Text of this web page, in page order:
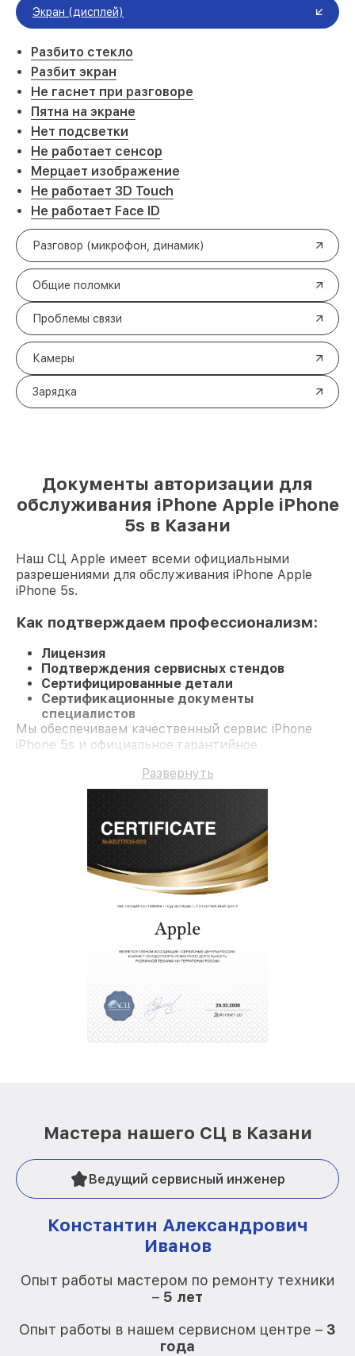
Экран (дисплей)
Разбито стекло
Разбит экран
Не гаснет при разговоре
Пятна на экране
Нет подсветки
Не работает сенсор
Мерцает изображение
Не работает 3D Touch
Не работает Face ID
Разговор (микрофон, динамик)
Общие поломки
Проблемы связи
Камеры
Зарядка
Документы авторизации для
обслуживания iPhone Apple iPhone
5s в Казани
Наш СЦ Apple имеет всеми официальными
разрешениями для обслуживания iPhone Apple
iPhone 5s.
Как подтверждаем профессионализм:
Лицензия
Подтверждения сервисных стендов
Сертифицированные детали
Сертификационные документы
специалистов
Мы обеспечиваем качественный сервис iPhone
iPhone 5s и официальное гарантийное
Развернуть
Мастера нашего СЦ в Казани
Ведущий сервисный инженер
Константин Александрович
Иванов
Опыт работы мастером по ремонту техники
– 5 лет
Опыт работы в нашем сервисном центре – 3
года